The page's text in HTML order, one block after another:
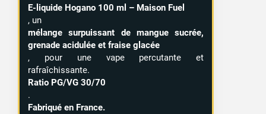
E-liquide Hogano 100 ml – Maison Fuel
, un
mélange surpuissant de mangue sucrée,
grenade acidulée et fraise glacée
, pour une vape percutante et
rafraîchissante.
Ratio PG/VG 30/70
.
Fabriqué en France.